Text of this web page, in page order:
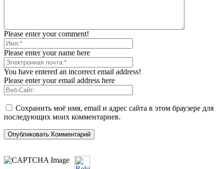
Please enter your comment!
Please enter your name here
You have entered an incorrect email address!
Please enter your email address here
Сохранить моё имя, email и адрес сайта в этом браузере для
последующих моих комментариев.